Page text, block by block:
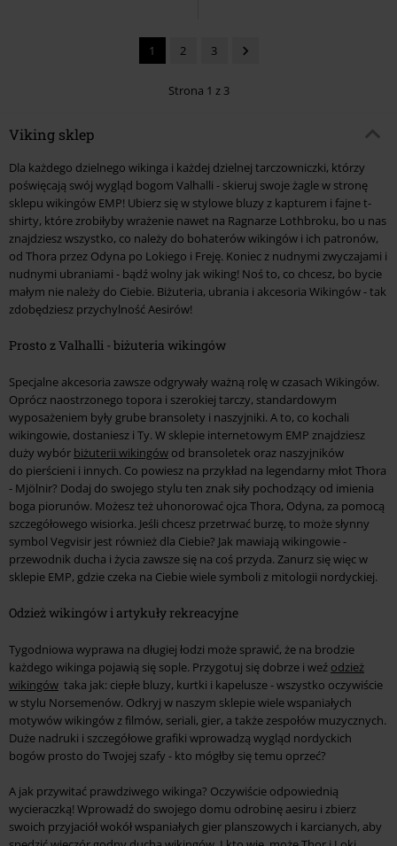
1 2 3
Strona 1 z 3
Viking sklep
Dla każdego dzielnego wikinga i każdej dzielnej tarczowniczki, którzy
poświęcają swój wygląd bogom Valhalli - skieruj swoje żagle w stronę
sklepu wikingów EMP! Ubierz się w stylowe bluzy z kapturem i fajne t-
shirty, które zrobiłyby wrażenie nawet na Ragnarze Lothbroku, bo u nas
znajdziesz wszystko, co należy do bohaterów wikingów i ich patronów,
od Thora przez Odyna po Lokiego i Freję. Koniec z nudnymi zwyczajami i
nudnymi ubraniami - bądź wolny jak wiking! Noś to, co chcesz, bo bycie
małym nie należy do Ciebie. Biżuteria, ubrania i akcesoria Wikingów - tak
zdobędziesz przychylność Aesirów!
Prosto z Valhalli - biżuteria wikingów
Specjalne akcesoria zawsze odgrywały ważną rolę w czasach Wikingów.
Oprócz naostrzonego topora i szerokiej tarczy, standardowym
wyposażeniem były grube bransolety i naszyjniki. A to, co kochali
wikingowie, dostaniesz i Ty. W sklepie internetowym EMP znajdziesz
duży wybór biżuterii wikingów od bransoletek oraz naszyjników
do pierścieni i innych. Co powiesz na przykład na legendarny młot Thora
- Mjölnir? Dodaj do swojego stylu ten znak siły pochodzący od imienia
boga piorunów. Możesz też uhonorować ojca Thora, Odyna, za pomocą
szczegółowego wisiorka. Jeśli chcesz przetrwać burzę, to może słynny
symbol Vegvisir jest również dla Ciebie? Jak mawiają wikingowie -
przewodnik ducha i życia zawsze się na coś przyda. Zanurz się więc w
sklepie EMP, gdzie czeka na Ciebie wiele symboli z mitologii nordyckiej.
Odzież wikingów i artykuły rekreacyjne
Tygodniowa wyprawa na długiej łodzi może sprawić, że na brodzie
każdego wikinga pojawią się sople. Przygotuj się dobrze i weź odzież
wikingów taka jak: ciepłe bluzy, kurtki i kapelusze - wszystko oczywiście
w stylu Norsemenów. Odkryj w naszym sklepie wiele wspaniałych
motywów wikingów z filmów, seriali, gier, a także zespołów muzycznych.
Duże nadruki i szczegółowe grafiki wprowadzą wygląd nordyckich
bogów prosto do Twojej szafy - kto mógłby się temu oprzeć?
A jak przywitać prawdziwego wikinga? Oczywiście odpowiednią
wycieraczką! Wprowadź do swojego domu odrobinę aesiru i zbierz
swoich przyjaciół wokół wspaniałych gier planszowych i karcianych, aby